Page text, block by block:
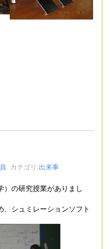
カテゴリ:出来事
）の研究授業がありまし
シュミレーションソフト